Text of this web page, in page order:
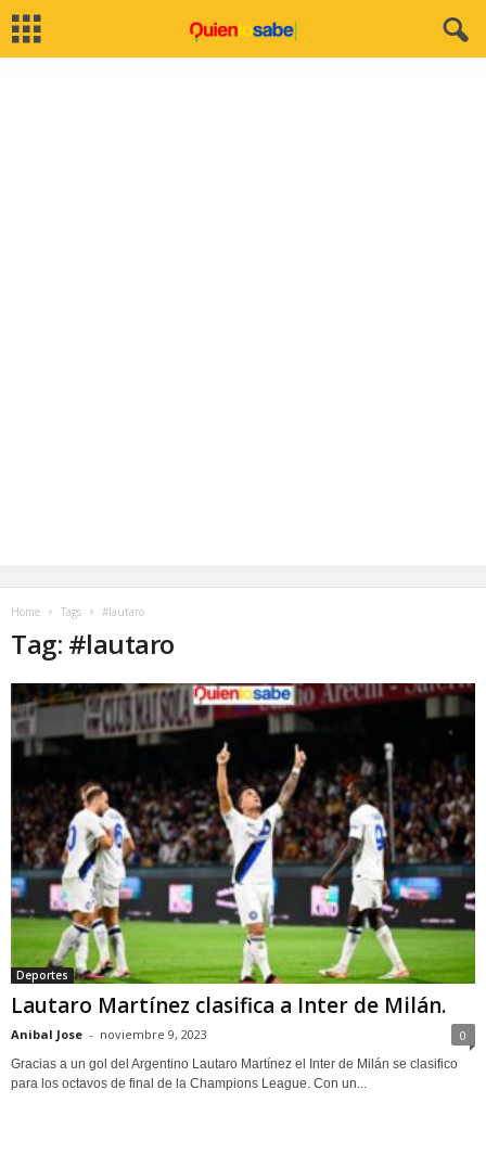
Home Tags #lautaro
Tag: #lautaro
Deportes
Lautaro Martínez clasifica a Inter de Milán.
Anibal Jose - noviembre 9, 2023 0
Gracias a un gol del Argentino Lautaro Martínez el Inter de Milán se clasifico
para los octavos de final de la Champions League. Con un...